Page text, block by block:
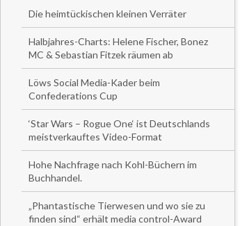
Die heimtückischen kleinen Verräter
Halbjahres-Charts: Helene Fischer, Bonez
MC & Sebastian Fitzek räumen ab
Löws Social Media-Kader beim
Confederations Cup
‘Star Wars – Rogue One‘ ist Deutschlands
meistverkauftes Video-Format
Hohe Nachfrage nach Kohl-Büchern im
Buchhandel.
„Phantastische Tierwesen und wo sie zu
finden sind“ erhält media control-Award